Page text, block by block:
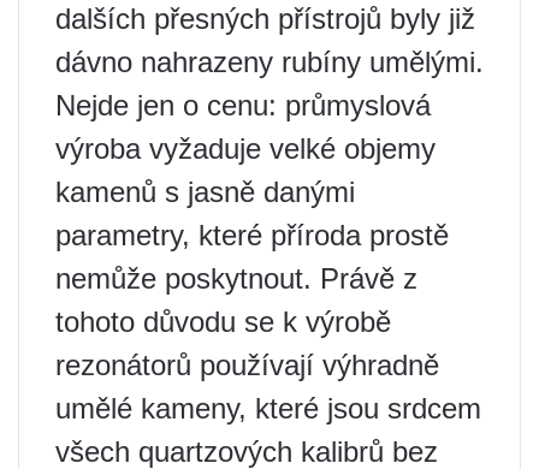
dalších přesných přístrojů byly již
dávno nahrazeny rubíny umělými.
Nejde jen o cenu: průmyslová
výroba vyžaduje velké objemy
kamenů s jasně danými
parametry, které příroda prostě
nemůže poskytnout. Právě z
tohoto důvodu se k výrobě
rezonátorů používají výhradně
umělé kameny, které jsou srdcem
všech quartzových kalibrů bez